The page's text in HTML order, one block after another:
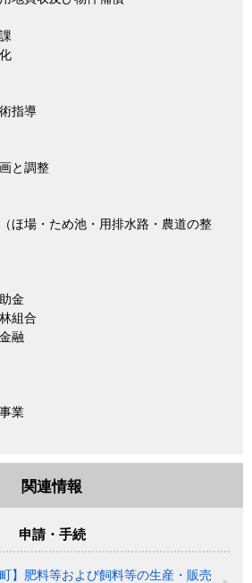
指導
と調整
ほ場・ため池・用排水路・農道の整
金
組合
融
業
関連情報
申請・手続
】肥料等および飼料等の生産・販売